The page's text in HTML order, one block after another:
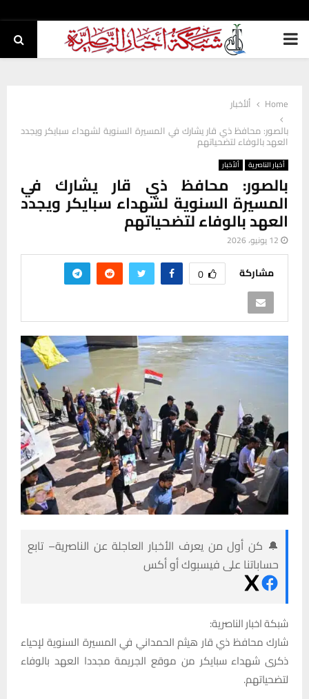
PRIMARY
Home
ألأخبار
بالصور: محافظ ذي قار يشارك في المسيرة السنوية لشهداء سبايكر ويجدد
العهد بالوفاء لتضحياتهم
أخبار الناصرية ألأخبار
بالصور: محافظ ذي قار يشارك في
المسيرة السنوية لشهداء سبايكر ويجدد
العهد بالوفاء لتضحياتهم
12 يونيو، 2026
مشاركة 0
🔔 كن أول من يعرف الأخبار العاجلة عن الناصرية– تابع
حساباتنا على فيسبوك أو أكس
شبكة اخبار الناصرية:
شارك محافظ ذي قار هيثم الحمداني في المسيرة السنوية لإحياء
ذكرى شهداء سبايكر من موقع الجريمة مجددا العهد بالوفاء
لتضحياتهم.